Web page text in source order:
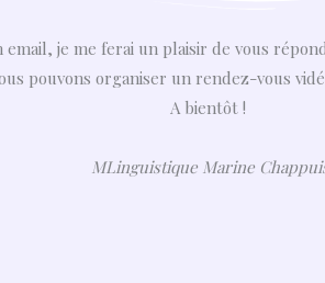
email, je me ferai un plaisir de vous
pouvons organiser un rendez-vous
A bientôt !
MLinguistique Marine